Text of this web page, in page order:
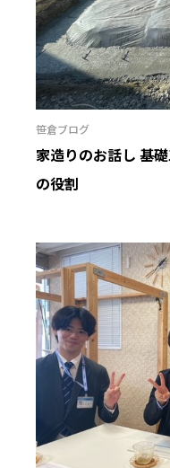
笹倉ブログ
家造りのお話し 基
の役割